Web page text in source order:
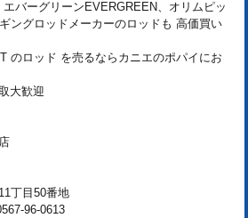
バーグリーンEVERGREEN、オリムピッ
ングロッドメーカーのロッドも 高価買い
のロッド を売るならカニエのポパイにお
大歓迎
丁目50番地
96-0613